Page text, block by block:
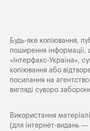
Будь-яке копiювання,
поширення iнформацiї,
«Iнтерфакс-Україна»,
копіювання або
посилання на
вигляді суворо
Використання
(для інтернет-видань —